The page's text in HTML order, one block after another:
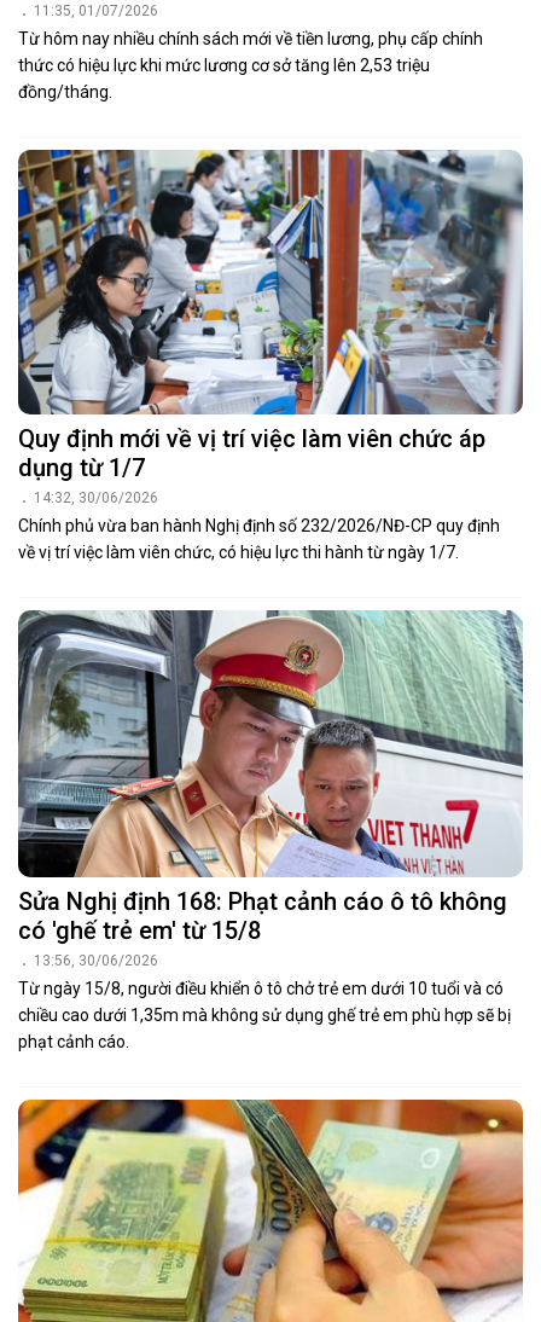
11:35, 01/07/2026
Từ hôm nay nhiều chính sách mới về tiền lương, phụ cấp chính
thức có hiệu lực khi mức lương cơ sở tăng lên 2,53 triệu
đồng/tháng.
Quy định mới về vị trí việc làm viên chức áp
dụng từ 1/7
14:32, 30/06/2026
Chính phủ vừa ban hành Nghị định số 232/2026/NĐ-CP quy định
về vị trí việc làm viên chức, có hiệu lực thi hành từ ngày 1/7.
Sửa Nghị định 168: Phạt cảnh cáo ô tô không
có 'ghế trẻ em' từ 15/8
13:56, 30/06/2026
Từ ngày 15/8, người điều khiển ô tô chở trẻ em dưới 10 tuổi và có
chiều cao dưới 1,35m mà không sử dụng ghế trẻ em phù hợp sẽ bị
phạt cảnh cáo.